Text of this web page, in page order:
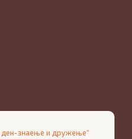
ден-знаење и дружење“